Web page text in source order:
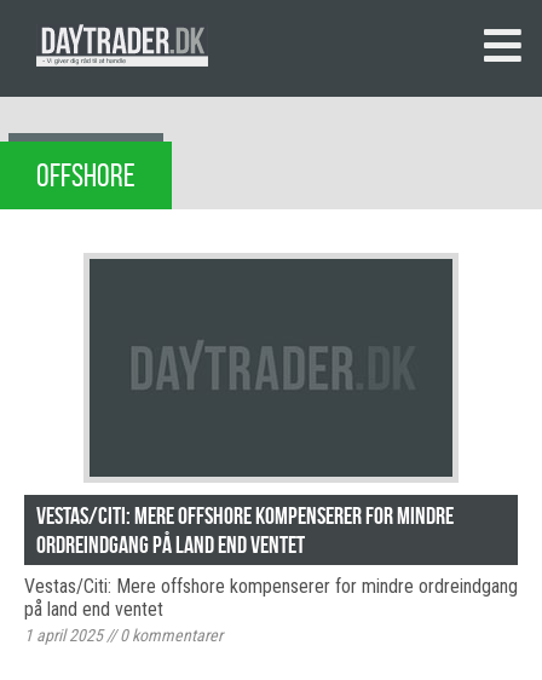
OFFSHORE
Vestas/Citi: Mere offshore kompenserer for mindre
ordreindgang på land end ventet
Vestas/Citi: Mere offshore kompenserer for mindre ordreindgang
på land end ventet
1 april 2025//0kommentarer